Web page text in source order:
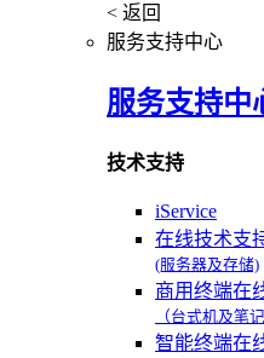
< 返回
服务支持中心
服务支持中
技术支持
iService
在线技术支
(服务器及存储)
商用终端在
（台式机及笔记
智能终端在